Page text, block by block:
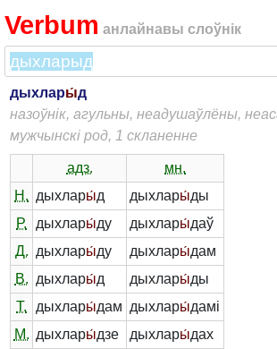
Verbum анлайнавы слоўнік
дыхлары́д
назоўнік, агульны, неадушаўлёны,
мужчынскі род, 1 скланенне
адз.
мн.
Н. дыхлары́д дыхлары́ды
Р.
дыхлары́ду дыхлары́даў
Д. дыхлары́ду дыхлары́дам
В. дыхлары́д дыхлары́ды
Т.
дыхлары́дам дыхлары́дамі
М. дыхлары́дзе дыхлары́дах